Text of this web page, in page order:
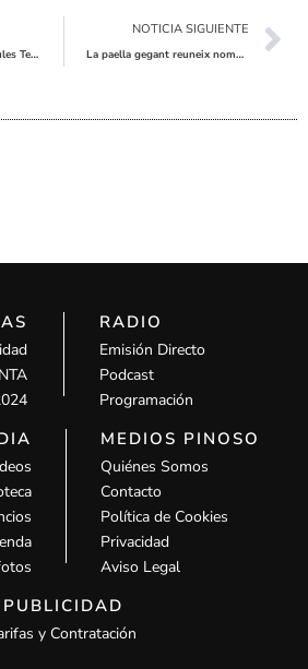
Esperado regreso de Taules Teatre a la Feria de Pinoso con “Hermanas!”
NOTICIA SIGUIENTE
La paella gegant reuneix nombroses persones en les festes del Pinós
RADIO
Emisión Directo
Podcast
Programación
MEDIOS PINOSO
Quiénes Somos
Contacto
Política de Cookies
Privacidad
Aviso Legal
PUBLICIDAD
y Contratación